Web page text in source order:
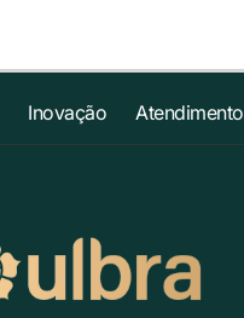
Inovação Atendimento